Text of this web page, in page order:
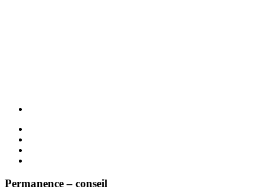
Permanence – conseil